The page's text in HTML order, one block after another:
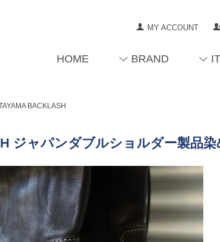
MY ACCOUNT
HOME BRAND
BACKLASH
ジャパンダブルショルダー製品